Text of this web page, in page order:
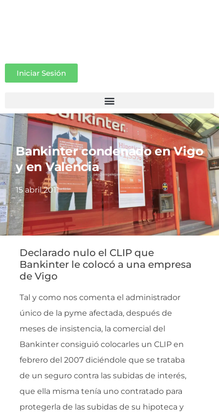
Iniciar Sesión
Bankinter condenado en Vigo
y en Valencia
15 abril 2011
Declarado nulo el CLIP que
Bankinter le colocó a una empresa
de Vigo
Tal y como nos comenta el administrador
único de la pyme afectada, después de
meses de insistencia, la comercial del
Bankinter consiguió colocarles un CLIP en
febrero del 2007 diciéndole que se trataba
de un seguro contra las subidas de interés,
que ella misma tenía uno contratado para
protegerla de las subidas de su hipoteca y